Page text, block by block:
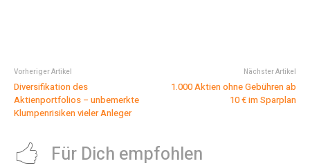
Vorheriger Artikel
Diversifikation des
Aktienportfolios – unbemerkte
Klumpenrisiken vieler Anleger
Nächster Artikel
1.000 Aktien ohne Gebühren ab
10 € im Sparplan
Für Dich empfohlen